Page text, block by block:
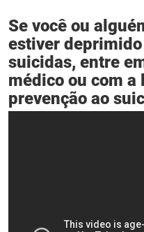
Se você ou
estiver
suicidas, entre
médico ou com
prevenção ao